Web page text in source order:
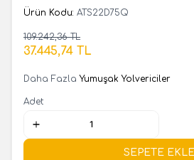
Ürün Kodu: ATS22D75Q
109.242,36TL
37.445,74 TL
Daha FazlaYumuşak Yolvericiler
Adet
SEPETE EKLE